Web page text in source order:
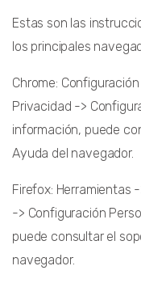
Estas son las
los principales
Chrome:
Privacidad ->
información, puede
Ayuda del navegador.
Firefox: Herramientas
-> Configuración
puede consultar el
navegador.